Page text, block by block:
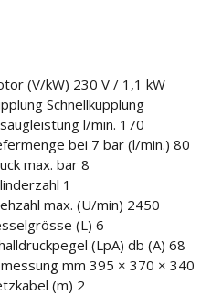
(V/kW) 230 V / 1,1 kW
Schnellkupplung
l/min. 170
bei 7 bar (l/min.) 80
max. bar 8
1
max. (U/min) 2450
(L) 6
(LpA) db (A) 68
mm 395 × 370 × 340
(m) 2